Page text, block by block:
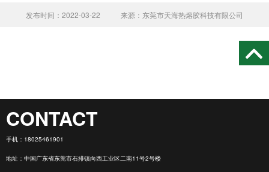
发布时间：2022-03-22 来源：东莞市天海热熔胶科技有限公司
CONTACT
手机： 18025461901
地址：中国广东省东莞市石排镇向西工业区二南11号2号楼